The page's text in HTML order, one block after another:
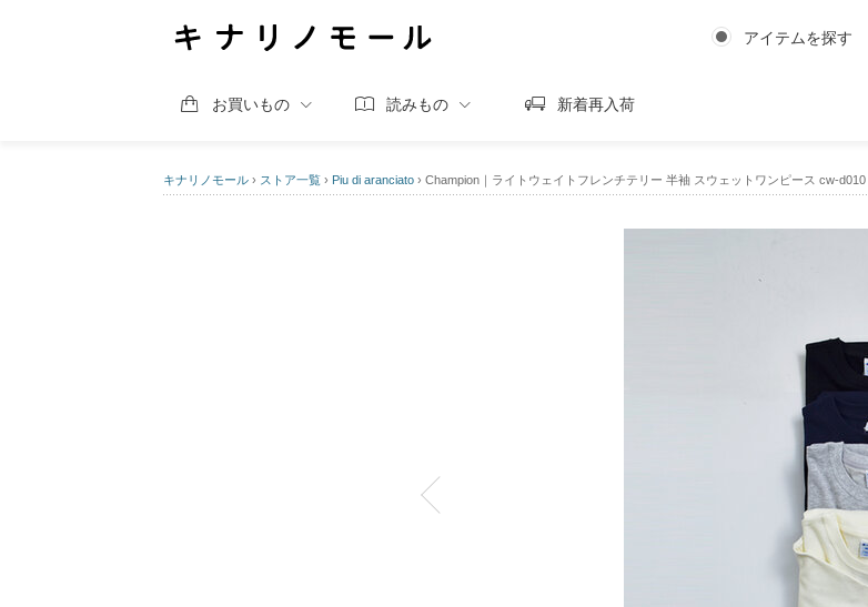
アイテムを探す
お買いもの 読みもの 新着再入荷
キナリノモール › ストア一覧 › Piu di aranciato › Champion｜ライトウェイトフレンチテリー 半袖 スウェットワンピース cw-d010